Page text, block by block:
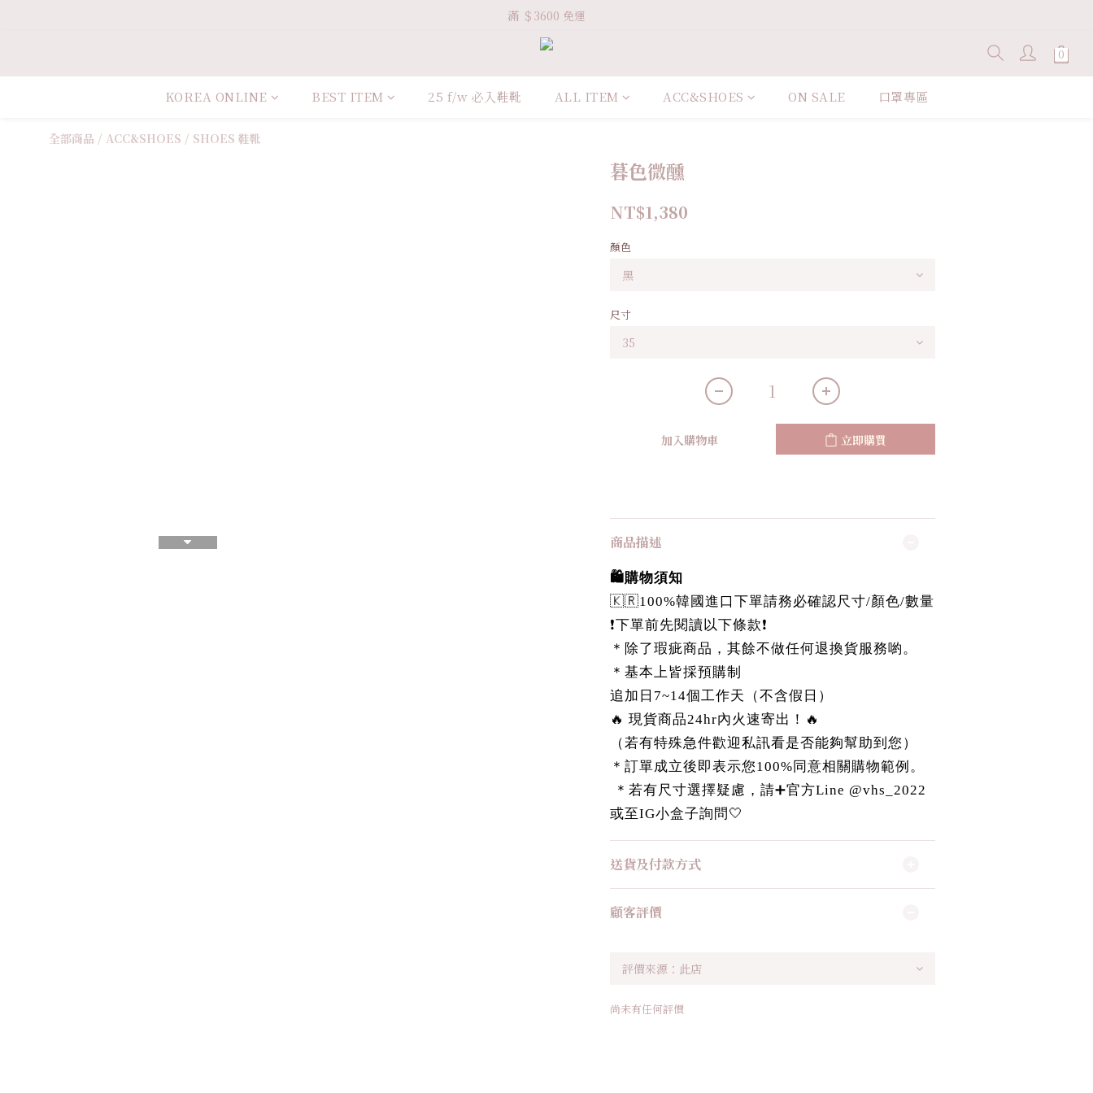
Welcome VHS.co
滿 ＄3600 免運
Welcome VHS.co
KOREA ONLINE BEST ITEM 25 f/w 必入鞋靴 ALL ITEM ACC&SHOES ON SALE 口罩專區
全部商品 / ACC&SHOES / SHOES 鞋靴
暮色微醺
NT$1,380
顏色
尺寸
加入購物車 立即購買
商品描述
🛍️購物須知
🇰🇷100%韓國進口下單請務必確認尺寸/顏色/數量
❗️下單前先閱讀以下條款❗️
＊除了瑕疵商品，其餘不做任何退換貨服務喲。
＊基本上皆採預購制
追加日7~14個工作天（不含假日）
🔥 現貨商品24hr內火速寄出！🔥
（若有特殊急件歡迎私訊看是否能夠幫助到您）
＊訂單成立後即表示您100%同意相關購物範例。
＊若有尺寸選擇疑慮，請➕官方Line @vhs_2022
或至IG小盒子詢問🤍
送貨及付款方式
顧客評價
尚未有任何評價